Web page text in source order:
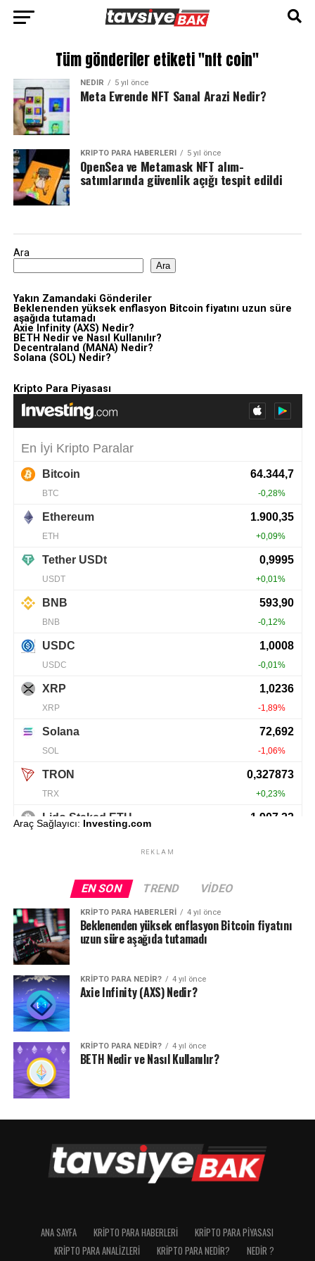
Tüm gönderiler etiketi "nft coin"
NEDIR 5 yıl önce
Meta Evrende NFT Sanal Arazi Nedir?
KRIPTO PARA HABERLERI 5 yıl önce
OpenSea ve Metamask NFT alım-
satımlarında güvenlik açığı tespit edildi
Ara
Ara
Yakın Zamandaki Gönderiler
Beklenenden yüksek enflasyon Bitcoin fiyatını uzun süre
aşağıda tutamadı
Axie Infinity (AXS) Nedir?
BETH Nedir ve Nasıl Kullanılır?
Decentraland (MANA) Nedir?
Solana (SOL) Nedir?
Kripto Para Piyasası
Araç Sağlayıcı: Investing.com
REKLAM
EN SON TREND VIDEO
KRIPTO PARA HABERLERI 4 yıl önce
Beklenenden yüksek enflasyon Bitcoin fiyatını
uzun süre aşağıda tutamadı
KRIPTO PARA NEDIR? 4 yıl önce
Axie Infinity (AXS) Nedir?
KRIPTO PARA NEDIR? 4 yıl önce
BETH Nedir ve Nasıl Kullanılır?
ANA SAYFA KRIPTO PARA HABERLERI
KRIPTO PARA PIYASASI
KRIPTO PARA ANALIZLERI
KRIPTO PARA NEDIR? NEDIR ?